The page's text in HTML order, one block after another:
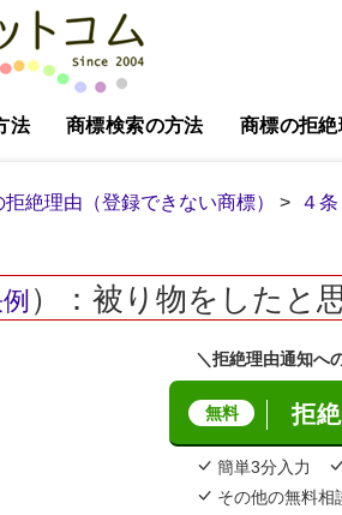
法 商標検索の方法 商標の拒絶
絶理由（登録できない商標） > ４
）：被り物をしたと
＼拒絶理由通知へ
無料 拒
簡単3分入力
その他の無料相